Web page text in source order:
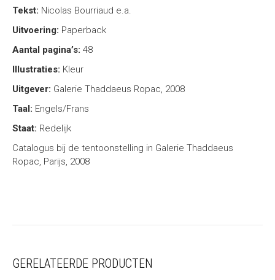
Tekst: Nicolas Bourriaud e.a.
Uitvoering: Paperback
Aantal pagina’s: 48
Illustraties: Kleur
Uitgever: Galerie Thaddaeus Ropac, 2008
Taal: Engels/Frans
Staat: Redelijk
Catalogus bij de tentoonstelling in Galerie Thaddaeus
Ropac, Parijs, 2008
GERELATEERDE PRODUCTEN